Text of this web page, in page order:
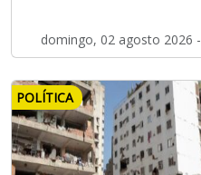
domingo, 02 agosto 2026 -
POLÍTICA